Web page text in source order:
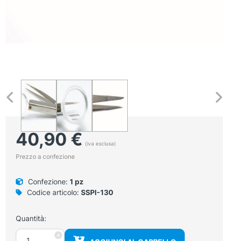
40,90€ (iva esclusa)
Prezzo a confezione
Confezione: 1 pz
Codice articolo: SSPI-130
Quantità:
Pinza
+